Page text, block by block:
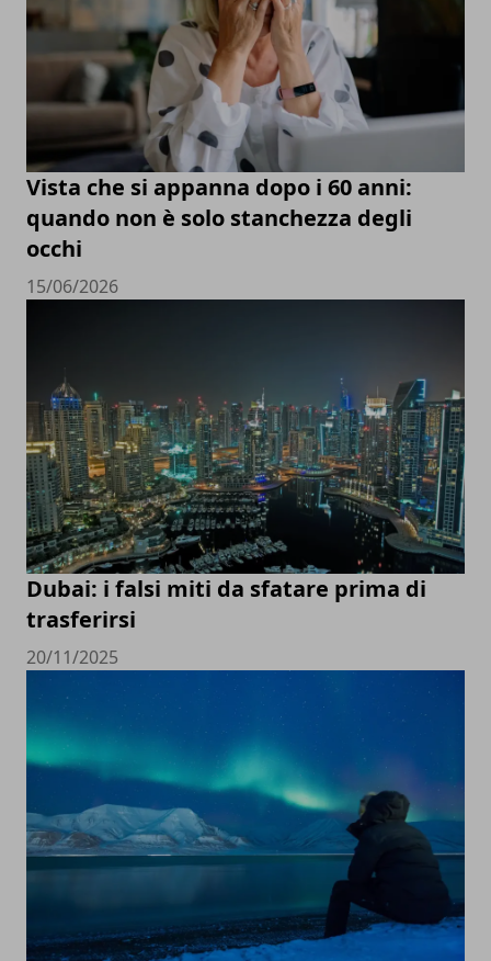
Vista che si appanna dopo i 60 anni:
quando non è solo stanchezza degli
occhi
15/06/2026
Dubai: i falsi miti da sfatare prima di
trasferirsi
20/11/2025